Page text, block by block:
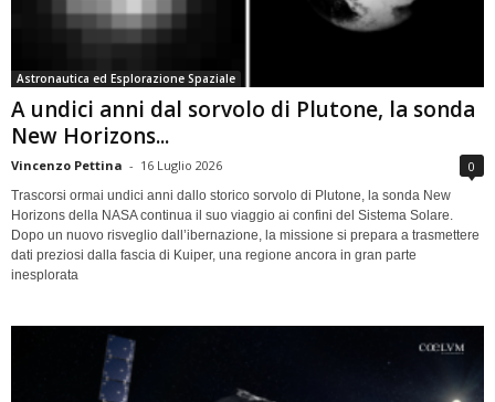
Astronautica ed Esplorazione Spaziale
A undici anni dal sorvolo di Plutone, la sonda
New Horizons...
Vincenzo Pettina - 16 Luglio 2026 0
Trascorsi ormai undici anni dallo storico sorvolo di Plutone, la sonda New
Horizons della NASA continua il suo viaggio ai confini del Sistema Solare.
Dopo un nuovo risveglio dall’ibernazione, la missione si prepara a trasmettere
dati preziosi dalla fascia di Kuiper, una regione ancora in gran parte
inesplorata